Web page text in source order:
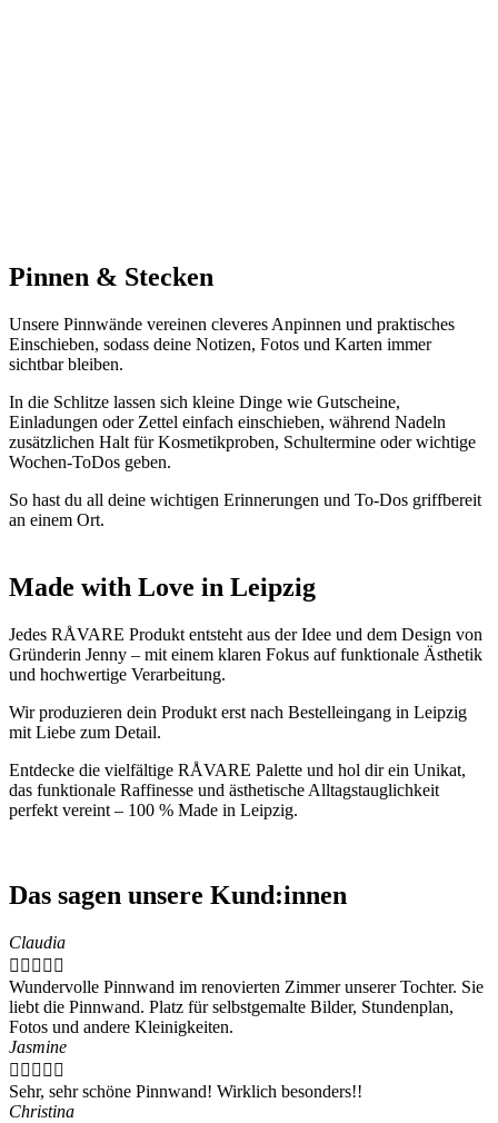
Pinnen & Stecken
Unsere Pinnwände vereinen cleveres Anpinnen und praktisches
Einschieben, sodass deine Notizen, Fotos und Karten immer
sichtbar bleiben.
In die Schlitze lassen sich kleine Dinge wie Gutscheine,
Einladungen oder Zettel einfach einschieben, während Nadeln
zusätzlichen Halt für Kosmetikproben, Schultermine oder wichtige
Wochen-ToDos geben.
So hast du all deine wichtigen Erinnerungen und To-Dos griffbereit
an einem Ort.
Made with Love in Leipzig
Jedes RÅVARE Produkt entsteht aus der Idee und dem Design von
Gründerin Jenny – mit einem klaren Fokus auf funktionale Ästhetik
und hochwertige Verarbeitung.
Wir produzieren dein Produkt erst nach Bestelleingang in Leipzig
mit Liebe zum Detail.
Entdecke die vielfältige RÅVARE Palette und hol dir ein Unikat,
das funktionale Raffinesse und ästhetische Alltagstauglichkeit
perfekt vereint – 100 % Made in Leipzig.
Das sagen unsere Kund:innen
Claudia
    
Wundervolle Pinnwand im renovierten Zimmer unserer Tochter. Sie
liebt die Pinnwand. Platz für selbstgemalte Bilder, Stundenplan,
Fotos und andere Kleinigkeiten.
Jasmine
    
Sehr, sehr schöne Pinnwand! Wirklich besonders!!
Christina